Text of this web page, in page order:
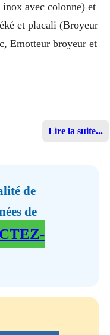
avec colonne) et
et placali (Broyeur
Emotteur broyeur et
Lire la suite...
de
de